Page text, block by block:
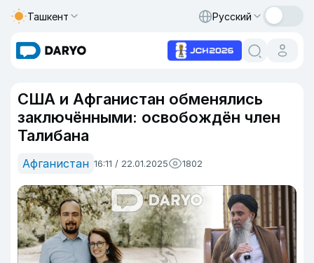
Ташкент Русский
США и Афганистан обменялись
заключёнными: освобождён член
Талибана
Афганистан 16:11 / 22.01.2025 1802